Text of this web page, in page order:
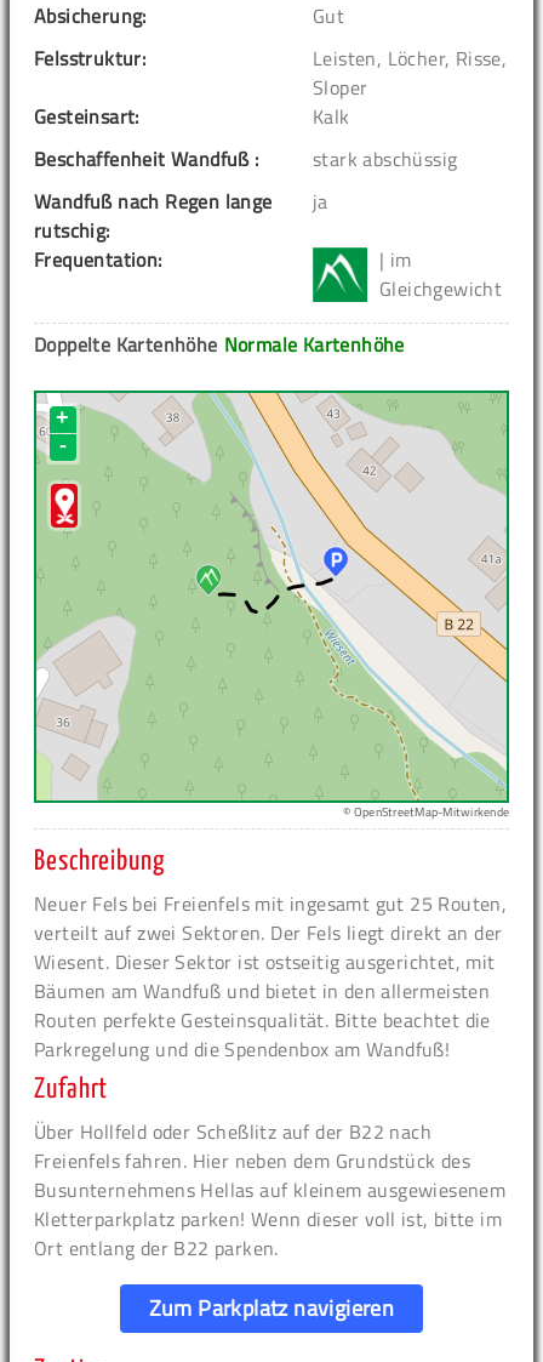
Absicherung:
Gut
Felsstruktur:
Leisten, Löcher, Risse,
Sloper
Gesteinsart:
Kalk
Beschaffenheit Wandfuß :
stark abschüssig
Wandfuß nach Regen lange
rutschig:
ja
Frequentation:
| im
Gleichgewicht
Normale Kartenhöhe
Doppelte Kartenhöhe
+
-
© OpenStreetMap-Mitwirkende
Beschreibung
Neuer Fels bei Freienfels mit ingesamt gut 25 Routen,
verteilt auf zwei Sektoren. Der Fels liegt direkt an der
Wiesent. Dieser Sektor ist ostseitig ausgerichtet, mit
Bäumen am Wandfuß und bietet in den allermeisten
Routen perfekte Gesteinsqualität. Bitte beachtet die
Parkregelung und die Spendenbox am Wandfuß!
Zufahrt
Über Hollfeld oder Scheßlitz auf der B22 nach
Freienfels fahren. Hier neben dem Grundstück des
Busunternehmens Hellas auf kleinem ausgewiesenem
Kletterparkplatz parken! Wenn dieser voll ist, bitte im
Ort entlang der B22 parken.
Zum Parkplatz navigieren